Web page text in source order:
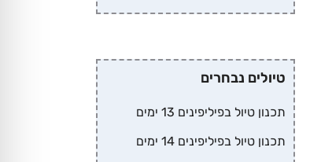
טיולים נבחרים
תכנון טיול בפיליפינים 13 ימים
תכנון טיול בפיליפינים 14 ימים